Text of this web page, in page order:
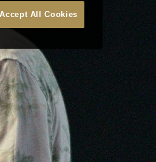
Accept All Cookies